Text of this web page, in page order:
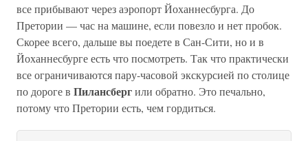
все прибывают через аэропорт Йоханнесбурга. До
Претории — час на машине, если повезло и нет пробок.
Скорее всего, дальше вы поедете в Сан-Сити, но и в
Йоханнесбурге есть что посмотреть. Так что практически
все ограничиваются пару-часовой экскурсией по столице
по дороге в Пилансбергили обратно. Это печально,
потому что Претории есть, чем гордиться.